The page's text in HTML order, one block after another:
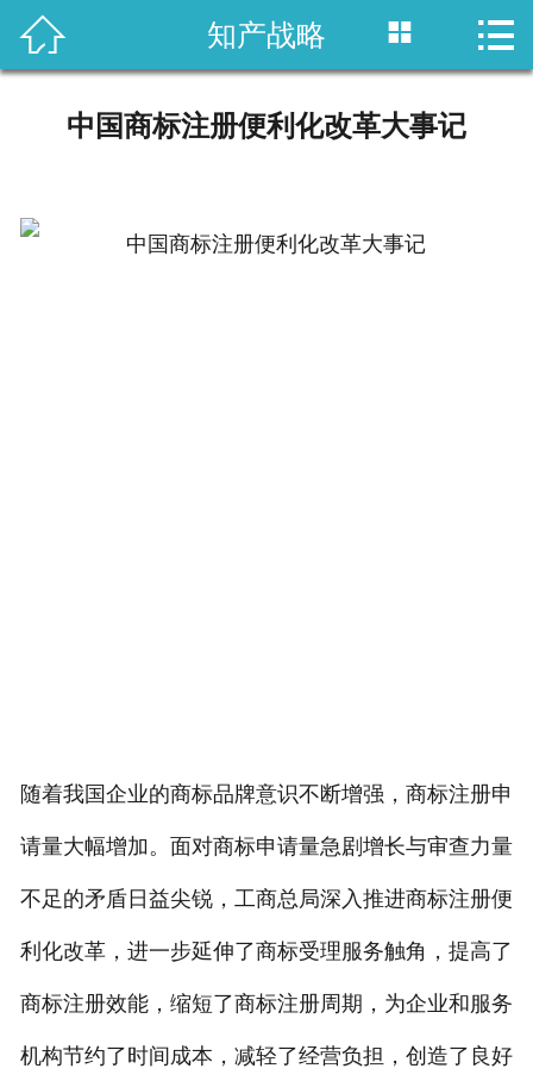
 首页
 知产战略  
中国商标注册便利化改革大事记
随着我国企业的商标品牌意识不断增强，商标注册申
请量大幅增加。面对商标申请量急剧增长与审查力量
不足的矛盾日益尖锐，工商总局深入推进商标注册便
利化改革，进一步延伸了商标受理服务触角，提高了
商标注册效能，缩短了商标注册周期，为企业和服务
机构节约了时间成本，减轻了经营负担，创造了良好